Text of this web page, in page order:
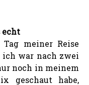
echt
meiner Reise
ich war nach zwei
noch in meinem
geschaut habe,